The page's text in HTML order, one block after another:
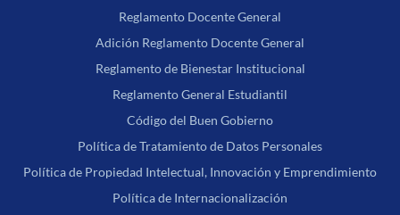
Reglamento Docente General
Adición Reglamento Docente General
Reglamento de Bienestar Institucional
Reglamento General Estudiantil
Código del Buen Gobierno
Política de Tratamiento de Datos Personales
Política de Propiedad Intelectual, Innovación y Emprendimiento
Política de Internacionalización